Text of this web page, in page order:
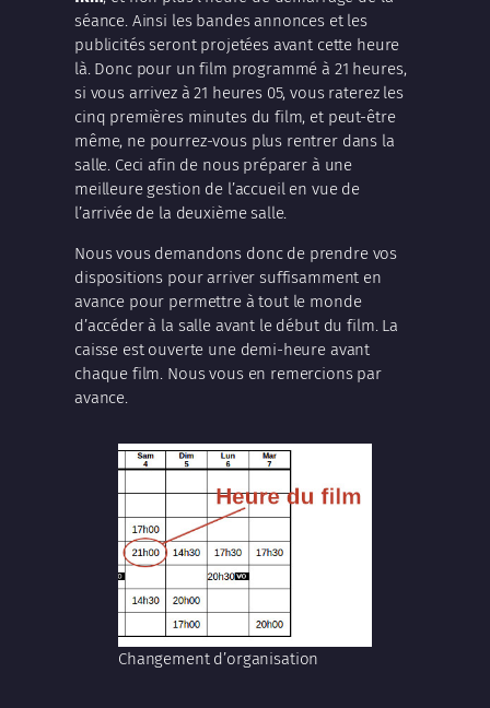
séance. Ainsi les bandes annonces et les
publicités seront projetées avant cette heure
là. Donc pour un film programmé à 21 heures,
si vous arrivez à 21 heures 05, vous raterez les
cinq premières minutes du film, et peut-être
même, ne pourrez-vous plus rentrer dans la
salle. Ceci afin de nous préparer à une
meilleure gestion de l’accueil en vue de
l’arrivée de la deuxième salle.
Nous vous demandons donc de prendre vos
dispositions pour arriver suffisamment en
avance pour permettre à tout le monde
d’accéder à la salle avant le début du film. La
caisse est ouverte une demi-heure avant
chaque film. Nous vous en remercions par
avance.
Changement d’organisation